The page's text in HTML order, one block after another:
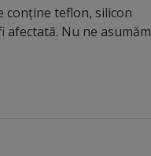
conține teflon, silicon
Nu ne asumăm